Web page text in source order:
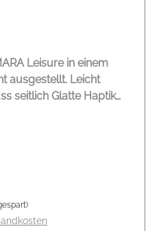
Leisure in einem
Leicht
seitlich Glatte Haptik